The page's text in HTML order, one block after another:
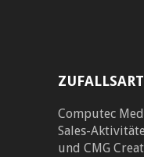
Computec
Sales-
und CMG